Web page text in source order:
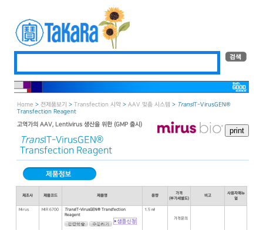
Home > 전제품보기 > Transfection 시약 > AAV 맞춤 시스템 > TransIT-VirusGEN®
Transfection Reagent
고역가의 AAV, Lentivirus 생산을 위한 (GMP 출시)
TransIT-VirusGEN®
Transfection Reagent
제조사 제품코드 제품명 용량
가격
(부가세별도)
비고
사용자매뉴
얼
Mirus MIR 6700 Trans IT-VirusGEN® Transfection
Reagent
1.5 ㎖
가격문의